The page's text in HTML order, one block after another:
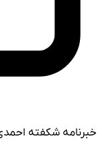
خبرنامه شکفته احمدی